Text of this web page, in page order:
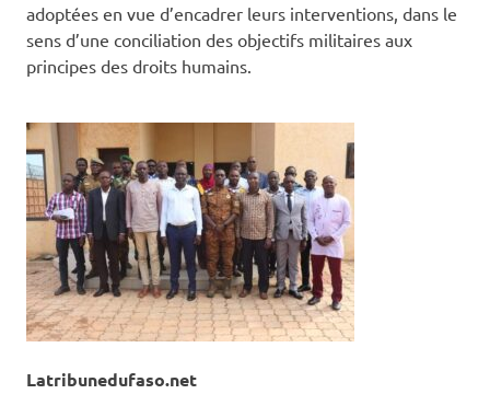
adoptées en vue d’encadrer leurs interventions, dans le
sens d’une conciliation des objectifs militaires aux
principes des droits humains.
Latribunedufaso.net